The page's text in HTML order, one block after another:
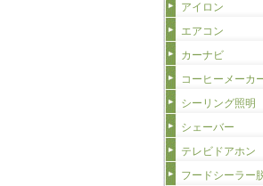
アイロン
エアコン
カーナビ
コーヒーメーカ
シーリング照明
シェーバー
テレビドアホン
フードシーラー